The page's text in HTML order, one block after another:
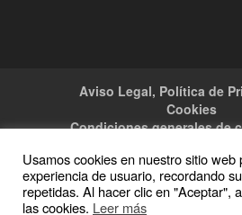
Aviso Legal, Política de
Cookies
Condiciones generales de
Usamos cookies en nuestro sitio
experiencia de usuario, recordando
repetidas. Al hacer clic en "Aceptar",
las cookies. Leer más